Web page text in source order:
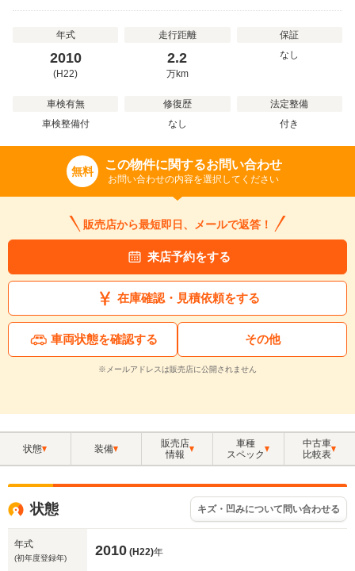
年式
2010
(H22)
走行距離
2.2
万km
保証
なし
車検有無
車検整備付
修復歴
なし
法定整備
付き
無料 この物件に関するお問い合わせ
お問い合わせの内容を選択してください
販売店から最短即日、メールで返答！
来店予約をする
在庫確認・見積依頼をする
車両状態を確認する その他
※メールアドレスは販売店に公開されません
状態 装備
販売店
情報
車種
スペック
中古車
比較表
状態 キズ・凹みについて問い合わせる
年式
(初年度登録年) 2010 (H22)年